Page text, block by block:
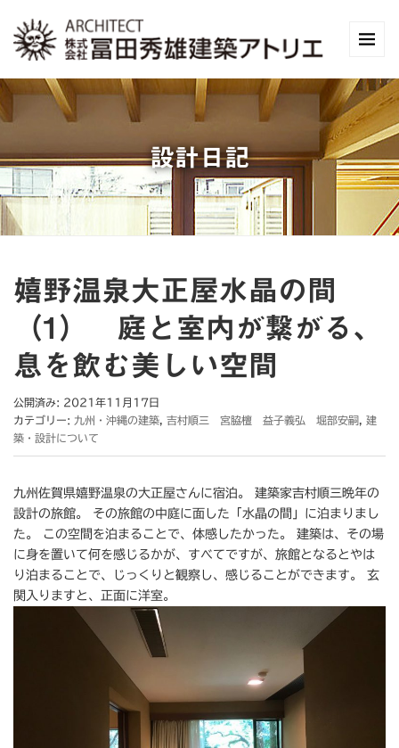
設計日記
嬉野温泉大正屋水晶の間
（1） 庭と室内が繋がる、
息を飲む美しい空間
公開済み: 2021年11月17日
カテゴリー: 九州・沖縄の建築 吉村順三 宮脇檀 益子義弘 堀部安嗣
建
築・設計について
九州佐賀県嬉野温泉の大正屋さんに宿泊。 建築家吉村順三晩年の
設計の旅館。 その旅館の中庭に面した「水晶の間」に泊まりまし
た。 この空間を泊まることで、体感したかった。 建築は、その場
に身を置いて何を感じるかが、すべてですが、旅館となるとやは
り泊まることで、じっくりと観察し、感じることができます。 玄
関入りますと、正面に洋室。